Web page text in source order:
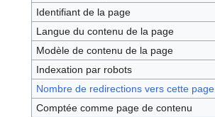
Identifiant de la page
Langue du contenu de la page
Modèle de contenu de la page
Indexation par robots
Nombre de redirections vers cette page
Comptée comme page de contenu